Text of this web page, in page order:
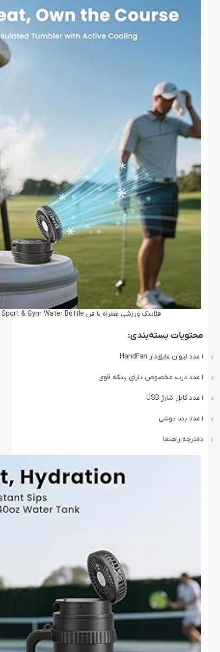
فلاسک ورزشی همراه با فن HandFan 3-in-1 Insulated Sport & Gym Water Bottle
محتویات بسته‌بندی:
۱ عدد لیوان عایق‌دار HandFan
۱ عدد درب مخصوص دارای پنکه قوی
۱ عدد کابل شارژ USB
۱ عدد بند دوشی
دفترچه راهنما